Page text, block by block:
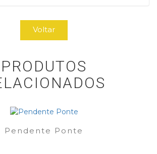
Voltar
PRODUTOS
Pendente Ponte